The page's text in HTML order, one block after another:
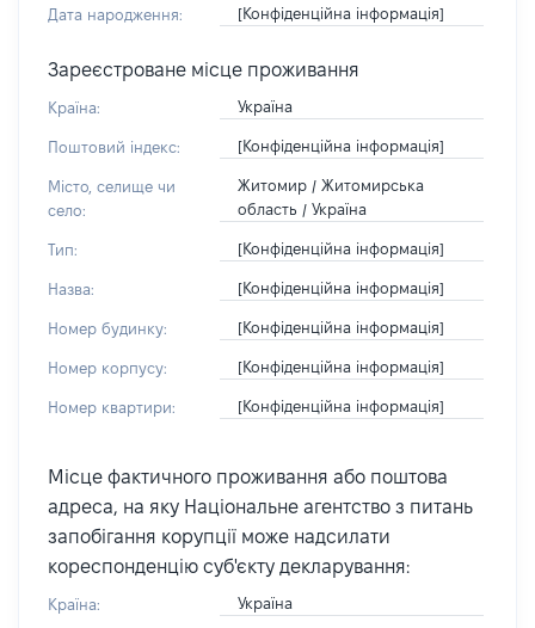
Дата народження: [Конфіденційна інформація]
Зареєстроване місце проживання
Країна: Україна
Поштовий індекс: [Конфіденційна інформація]
Місто, селище чи
село:
Житомир / Житомирська
область / Україна
Тип: [Конфіденційна інформація]
Назва: [Конфіденційна інформація]
Номер будинку: [Конфіденційна інформація]
Номер корпусу: [Конфіденційна інформація]
Номер квартири: [Конфіденційна інформація]
Місце фактичного проживання або поштова
адреса, на яку Національне агентство з питань
запобігання корупції може надсилати
кореспонденцію суб'єкту декларування:
Країна: Україна